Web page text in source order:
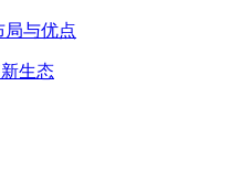
局与优点
生态